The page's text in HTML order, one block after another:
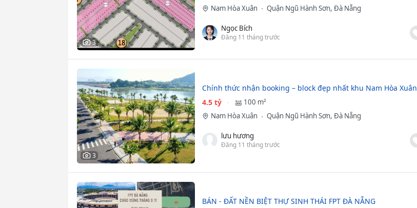
3
Nam Hòa Xuân
Quận Ngũ Hành Sơn, Đà Nẵng
Ngọc Bích
Đăng 11 tháng trước
3
Chính thức nhận booking – block đẹp nhất khu Nam Hòa Xuân
4.5 tỷ
100 m²
Nam Hòa Xuân
Quận Ngũ Hành Sơn, Đà Nẵng
lưu hương
Đăng 11 tháng trước
BÁN - ĐẤT NỀN BIỆT THỰ SINH THÁI FPT ĐÀ NẴNG